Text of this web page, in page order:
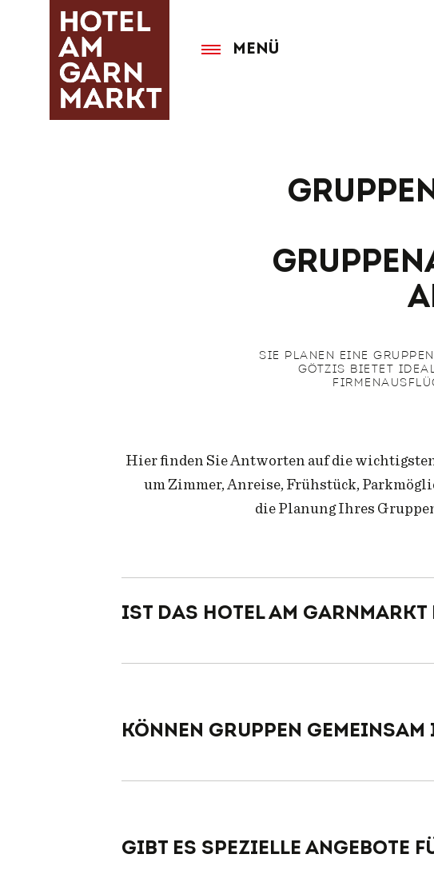
Menü
SIE PLANEN EINE
GÖTZIS BIETET
Hier finden Sie Antworten auf die
um Zimmer, Anreise, Frühstück,
die Planung Ihres
Ist das Hotel am
Können Gruppen
Gibt es spezielle Angebote